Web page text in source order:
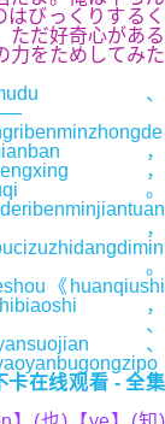
びっくりするく
ただ好奇心がある
力をためしてみた
、
，
，
。
。
《huanqiushi
，
、
、
卡在线观看 - 全集